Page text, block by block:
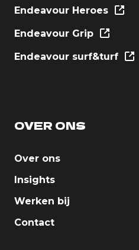
Endeavour Heroes
Endeavour Grip
Endeavour surf&turf
OVER ONS
Over ons
Insights
Werken bij
Contact